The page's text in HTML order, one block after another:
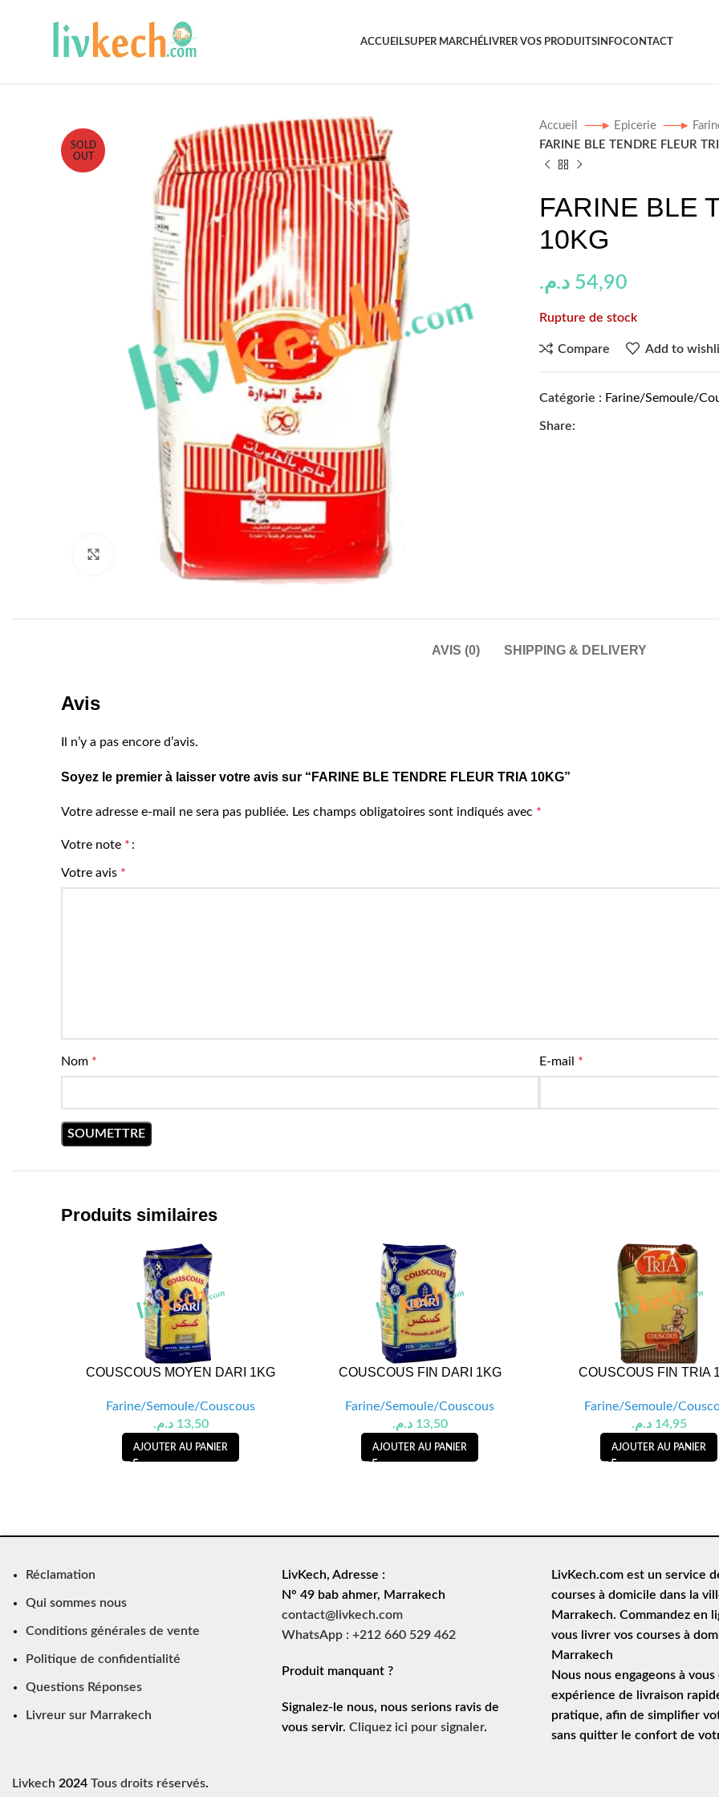
ACCUEILSUPER MARCHÉ LIVRER VOS PRODUITS INFOCONTACT
SOLD
OUT
Click to enlarge
Accueil Epicerie
FARINE BLE TENDRE FLEUR
FARINE BLE
10KG
54,90 د.م.
Rupture de stock
Compare Add to
Catégorie : Farine/Semoule/
Share:
AVIS (0) SHIPPING & DELIVERY
Avis
Il n’y a pas encore d’avis.
Soyez le premier à laisser votre avis sur “FARINE BLE TENDRE FLEUR TRIA 10KG”
Votre adresse e-mail ne sera pas publiée. Les champs obligatoires sont indiqués avec *
Votre note *
Votre avis *
Nom * E-mail *
Produits similaires
COUSCOUS MOYEN DARI 1KG
Farine/Semoule/Couscous
13,50 د.م.
AJOUTER AU PANIER
COUSCOUS FIN DARI 1KG
Farine/Semoule/Couscous
13,50 د.م.
AJOUTER AU PANIER
COUSCOUS FIN TRIA
Farine/Semoule/
14,95 د.م.
AJOUTER AU PANIER
Réclamation
Qui sommes nous
Conditions générales de vente
Politique de confidentialité
Questions Réponses
Livreur sur Marrakech
LivKech, Adresse :
N° 49 bab ahmer, Marrakech
contact@livkech.com
WhatsApp : +212 660 529 462
Produit manquant ?
Signalez-le nous, nous serions ravis de
vous servir. Cliquez ici pour signaler.
LivKech.com est un service
courses à domicile dans la
Marrakech. Commandez en
vous livrer vos courses à
Marrakech
Nous nous engageons à
expérience de
livraison
pratique, afin de simplifier
sans quitter le confort de
Livkech 2024Tous droits réservés.